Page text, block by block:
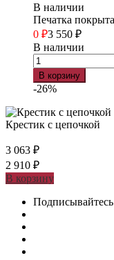
В наличии
Печатка
0 ₽3 550 ₽
В наличии
В корзину
-26%
Крестик с цепочкой
3 063 ₽
2 910 ₽
В корзину